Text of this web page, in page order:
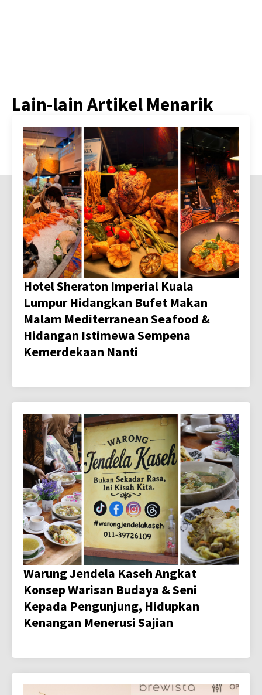
Lain-lain Artikel Menarik
Hotel Sheraton Imperial Kuala
Lumpur Hidangkan Bufet Makan
Malam Mediterranean Seafood &
Hidangan Istimewa Sempena
Kemerdekaan Nanti
Warung Jendela Kaseh Angkat
Konsep Warisan Budaya & Seni
Kepada Pengunjung, Hidupkan
Kenangan Menerusi Sajian